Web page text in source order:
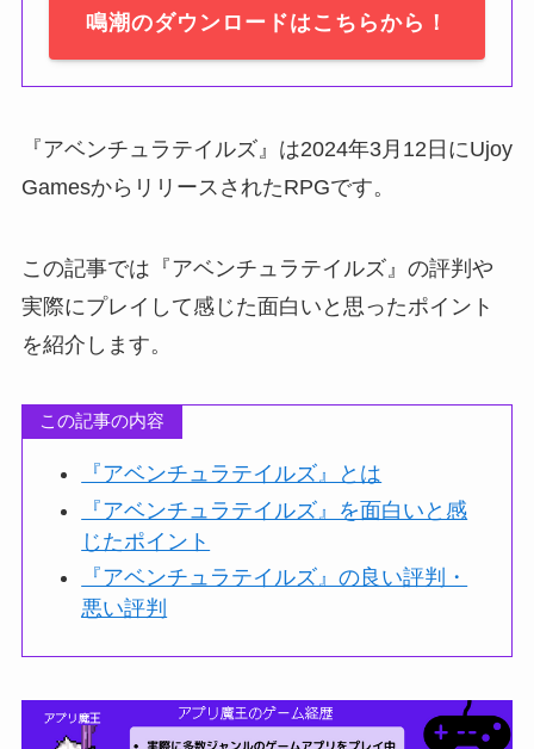
鳴潮のダウンロードはこちらから！
『アベンチュラテイルズ』は2024年3月12日にUjoy
GamesからリリースされたRPGです。
この記事では『アベンチュラテイルズ』の評判や
実際にプレイして感じた面白いと思ったポイント
を紹介します。
この記事の内容
『アベンチュラテイルズ』とは
『アベンチュラテイルズ』を面白いと感
じたポイント
『アベンチュラテイルズ』の良い評判・
悪い評判